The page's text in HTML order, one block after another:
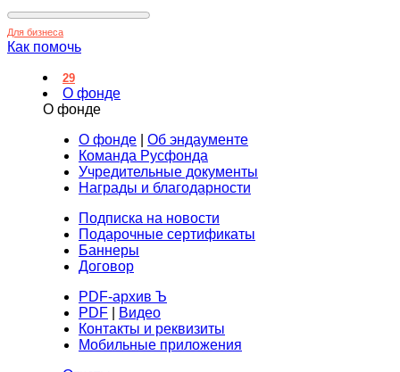
Для бизнеса
Как помочь
29
О фонде
О фонде
О фонде
Об эндаументе
Команда Русфонда
Учредительные документы
Награды и благодарности
Подписка на новости
Подарочные сертификаты
Баннеры
Договор
PDF-архив Ъ
PDF
Видео
Контакты и реквизиты
Мобильные приложения